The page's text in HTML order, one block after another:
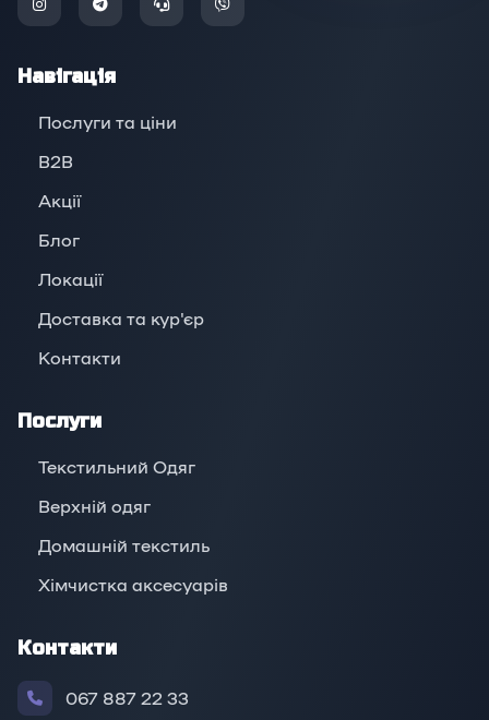
Навігація
Послуги та ціни
B2B
Акції
Блог
Локації
Доставка та кур'єр
Контакти
Послуги
Текстильний Одяг
Верхній oдяг
Домашній текстиль
Хімчистка аксесуарів
Контакти
067 887 22 33